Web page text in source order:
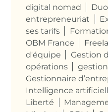
digital nomad
entrepreneuriat
ses tarifs
OBM France
d'équipe
Gestion
opérations
Gestionnaire
Intelligence
Liberté